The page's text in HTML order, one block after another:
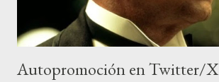
Autopromoción en Twitter/X